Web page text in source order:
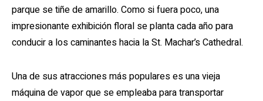
parque se tiñe de amarillo. Como si fuera poco, una
impresionante exhibición floral se planta cada año para
conducir a los caminantes hacia la St. Machar’s Cathedral.
Una de sus atracciones más populares es una vieja
máquina de vapor que se empleaba para transportar